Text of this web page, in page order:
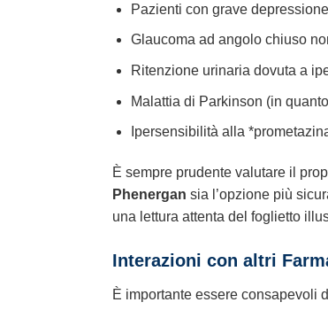
Pazienti con grave
Glaucoma ad angolo chiuso
Ritenzione urinaria dovuta a
Malattia di Parkinson (in
Ipersensibilità alla
È sempre prudente valutare il
Phenergan sia l’opzione più
una lettura attenta del foglietto
Interazioni con altri
È importante essere consapevoli